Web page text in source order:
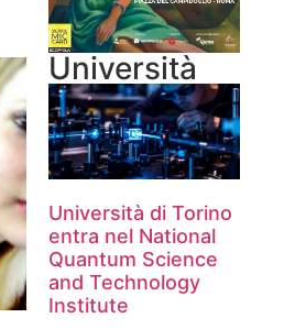
Università
Università di Torino
entra nel National
Quantum Science
and Technology
Institute